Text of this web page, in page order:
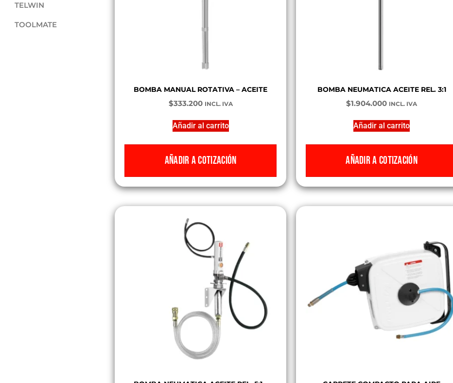
TELWIN
TOOLMATE
BOMBA MANUAL ROTATIVA – ACEITE
$333.200 INCL. IVA
Añadir al carrito
AÑADIR A COTIZACIÓN
BOMBA NEUMATICA ACEITE REL. 3:1
$1.904.000 INCL. IVA
Añadir al carrito
AÑADIR A COTIZACIÓN